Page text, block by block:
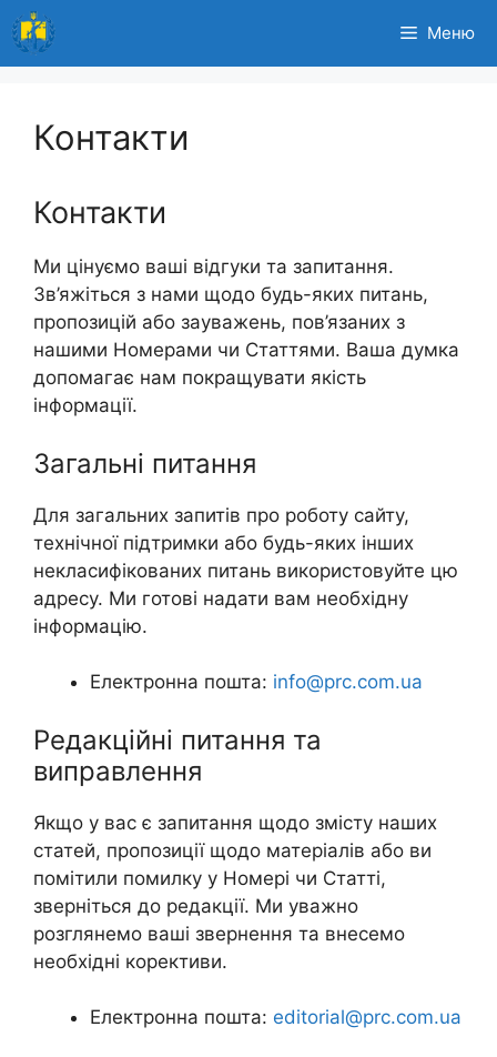
Перейти
до
вмісту
Меню
Контакти
Контакти
Ми цінуємо ваші відгуки та запитання.
Зв’яжіться з нами щодо будь-яких питань,
пропозицій або зауважень, пов’язаних з
нашими Номерами чи Статтями. Ваша думка
допомагає нам покращувати якість
інформації.
Загальні питання
Для загальних запитів про роботу сайту,
технічної підтримки або будь-яких інших
некласифікованих питань використовуйте цю
адресу. Ми готові надати вам необхідну
інформацію.
Електронна пошта: info@prc.com.ua
Редакційні питання та
виправлення
Якщо у вас є запитання щодо змісту наших
статей, пропозиції щодо матеріалів або ви
помітили помилку у Номері чи Статті,
зверніться до редакції. Ми уважно
розглянемо ваші звернення та внесемо
необхідні корективи.
Електронна пошта: editorial@prc.com.ua